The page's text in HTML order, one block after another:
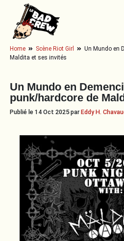
Le
Crew
Home Scène Riot Girl
Un Mundo en
Maldita et ses invités
Un Mundo en
punk/hardcore de
Publié le 14 Oct 2025 parEddy H.